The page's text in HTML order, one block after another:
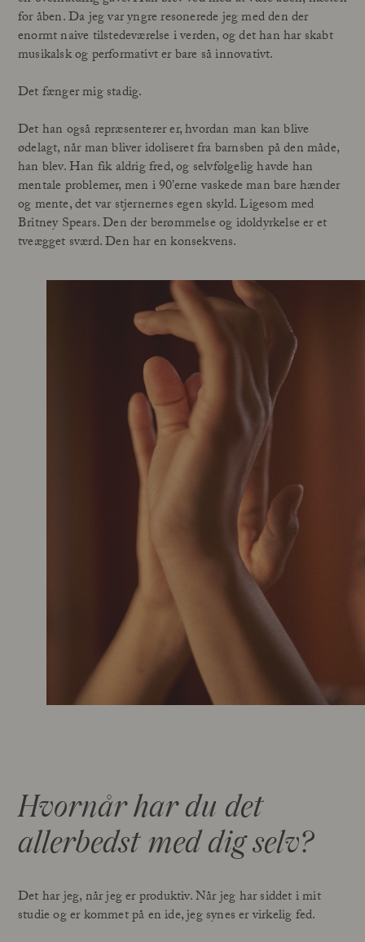
for åben. Da jeg var yngre resonerede jeg med den der
enormt naive tilstedeværelse i verden, og det han har skabt
musikalsk og performativt er bare så innovativt.
Det fænger mig stadig.
Det han også repræsenterer er, hvordan man kan blive
ødelagt, når man bliver idoliseret fra barnsben på den måde,
han blev. Han fik aldrig fred, og selvfølgelig havde han
mentale problemer, men i 90’erne vaskede man bare hænder
og mente, det var stjernernes egen skyld. Ligesom med
Britney Spears. Den der berømmelse og idoldyrkelse er et
tveægget sværd. Den har en konsekvens.
Hvornår har du det
allerbedst med dig selv?
Det har jeg, når jeg er produktiv. Når jeg har siddet i mit
studie og er kommet på en ide, jeg synes er virkelig fed.